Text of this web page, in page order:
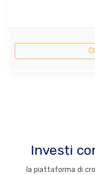
Investi
la piattaforma di